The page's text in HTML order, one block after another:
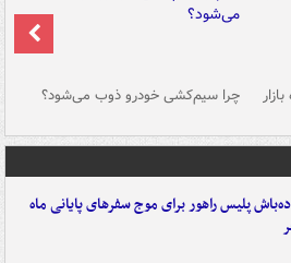
چرا سیم‌کشی خودرو ذوب می‌شود؟
پلیس راهور برای موج سفرهای پایانی ماه